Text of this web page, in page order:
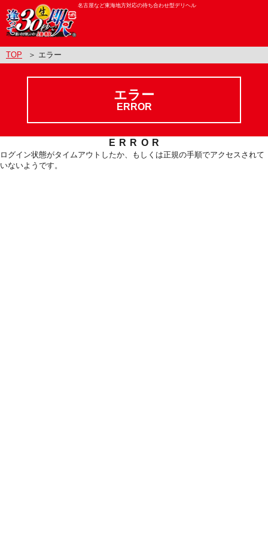
名古屋など東海地方対応の待ち合わせ型デリヘル
TOP ＞ エラー
エラー
ERROR
ERROR
ログイン状態がタイムアウトしたか、もしくは正規の手順でアクセスされて
いないようです。